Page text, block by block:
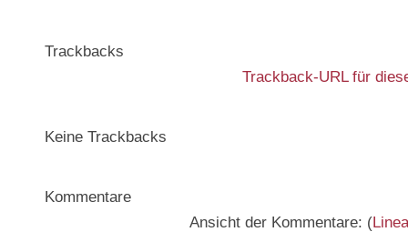
Trackbacks
Trackback-URL für
Keine Trackbacks
Kommentare
Ansicht der Kommentare: (